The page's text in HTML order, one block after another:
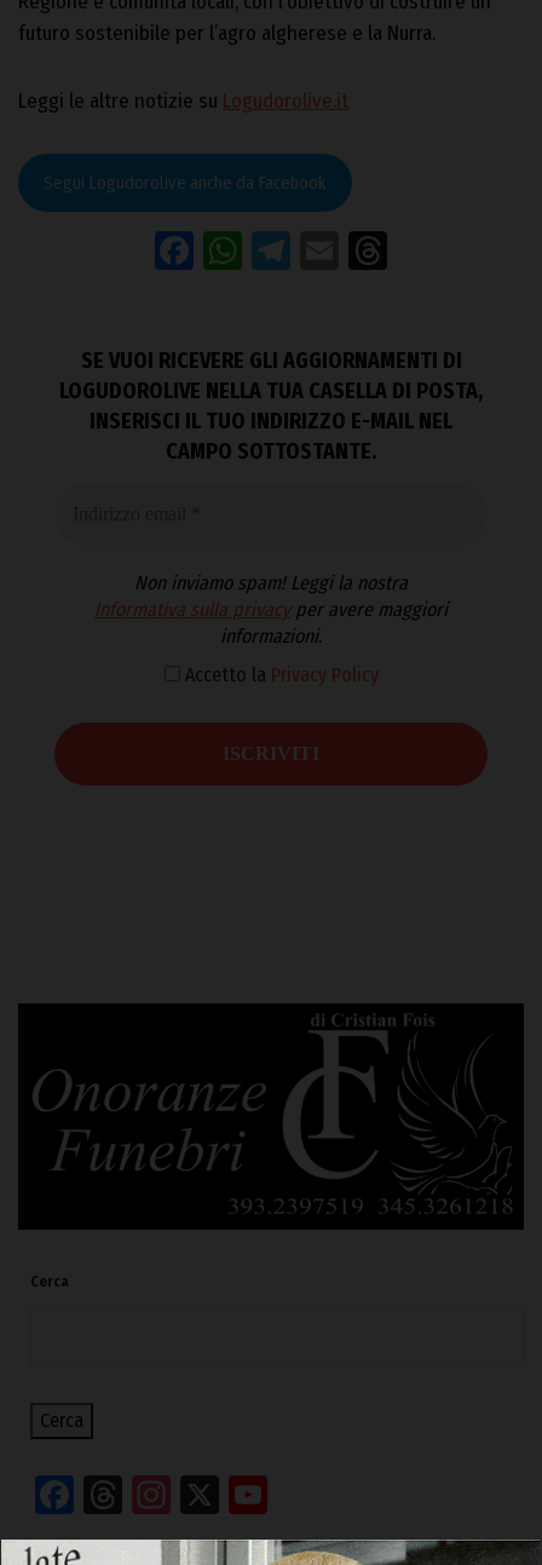
futuro sostenibile per l’agro algherese e la Nurra.
Leggi le altre notizie su Logudorolive.it
Segui Logudorolive anche da Facebook
Facebook
WhatsApp
Telegram
Email
SE VUOI RICEVERE GLI AGGIORNAMENTI DI
LOGUDOROLIVE NELLA TUA CASELLA DI POSTA,
INSERISCI IL TUO INDIRIZZO E-MAIL NEL
CAMPO SOTTOSTANTE.
Non inviamo spam! Leggi la nostra
Informativa sulla privacyper avere maggiori
informazioni.
Accetto la Privacy Policy
Cerca
Cerca
Facebook
Threads
Instagram
X